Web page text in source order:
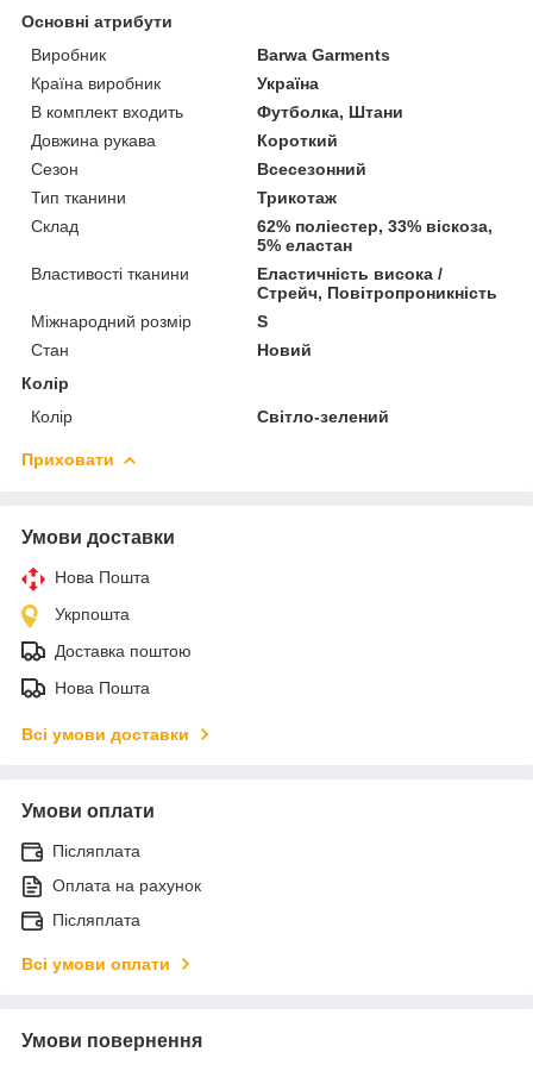
Основні атрибути
Виробник
Barwa Garments
Країна виробник
Україна
В комплект входить
Футболка, Штани
Довжина рукава
Короткий
Сезон
Всесезонний
Тип тканини
Трикотаж
Склад
62% поліестер, 33% віскоза,
5% еластан
Властивості тканини
Еластичність висока /
Стрейч, Повітропроникність
Міжнародний розмір
S
Стан
Новий
Колір
Колір
Світло-зелений
Приховати
Умови доставки
Нова Пошта
Укрпошта
Доставка поштою
Нова Пошта
Всі умови доставки
Умови оплати
Післяплата
Оплата на рахунок
Післяплата
Всі умови оплати
Умови повернення